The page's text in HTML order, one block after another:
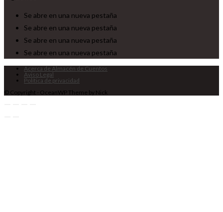
Se abre en una nueva pestaña
Se abre en una nueva pestaña
Se abre en una nueva pestaña
Se abre en una nueva pestaña
Acerca de Almacén de Cuentos
Aviso Legal
Política de privacidad
© Copyright - OceanWP Theme by Nick